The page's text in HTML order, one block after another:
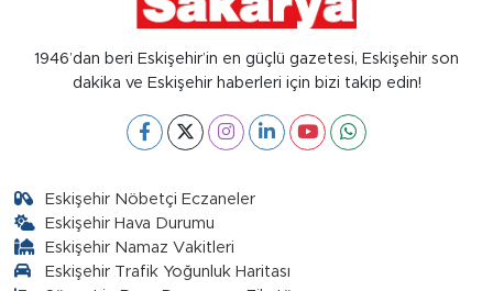
1946’dan beri Eskişehir’in en güçlü gazetesi, Eskişehir son
dakika ve Eskişehir haberleri için bizi takip edin!
Eskişehir Nöbetçi Eczaneler
Eskişehir Hava Durumu
Eskişehir Namaz Vakitleri
Eskişehir Trafik Yoğunluk Haritası